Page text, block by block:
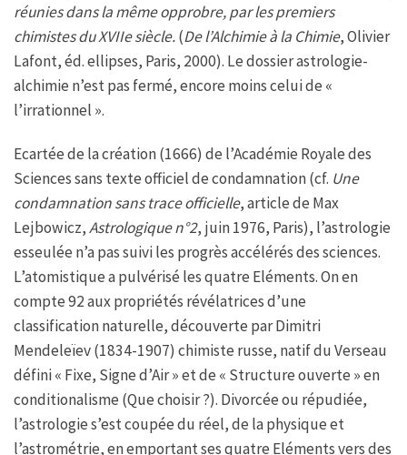
réunies dans la même opprobre, par les premiers
chimistes du XVIIe siècle.(De l’Alchimie à la Chimie, Olivier
Lafont, éd. ellipses, Paris, 2000). Le dossier astrologie-
alchimie n’est pas fermé, encore moins celui de «
l’irrationnel ».
Ecartée de la création (1666) de l’Académie Royale des
Sciences sans texte officiel de condamnation (cf. Une
condamnation sans trace officielle, article de Max
Lejbowicz,Astrologique n°2, juin 1976, Paris), l’astrologie
esseulée n’a pas suivi les progrès accélérés des sciences.
L’atomistique a pulvérisé les quatre Eléments. On en
compte 92 aux propriétés révélatrices d’une
classification naturelle, découverte par Dimitri
Mendeleïev (1834-1907) chimiste russe, natif du Verseau
défini « Fixe, Signe d’Air » et de « Structure ouverte » en
conditionalisme (Que choisir ?). Divorcée ou répudiée,
l’astrologie s’est coupée du réel, de la physique et
l’astrométrie, en emportant ses quatre Eléments vers des